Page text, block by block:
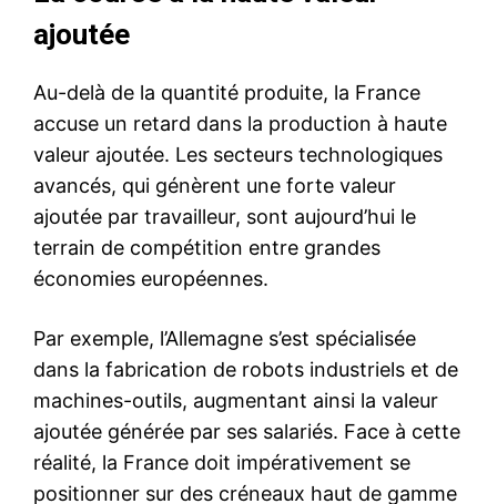
ajoutée
Au-delà de la quantité produite, la France
accuse un retard dans la production à haute
valeur ajoutée. Les secteurs technologiques
avancés, qui génèrent une forte valeur
ajoutée par travailleur, sont aujourd’hui le
terrain de compétition entre grandes
économies européennes.
Par exemple, l’Allemagne s’est spécialisée
dans la fabrication de robots industriels et de
machines-outils, augmentant ainsi la valeur
ajoutée générée par ses salariés. Face à cette
réalité, la France doit impérativement se
positionner sur des créneaux haut de gamme